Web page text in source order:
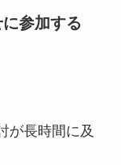
参加する
が長時間に及